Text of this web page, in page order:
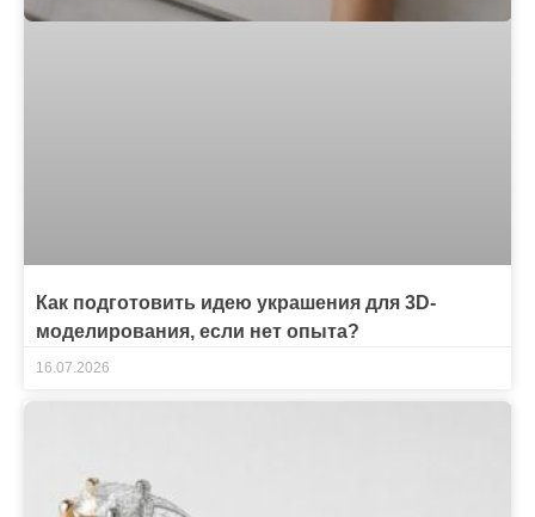
Как подготовить идею украшения для 3D-
моделирования, если нет опыта?
16.07.2026